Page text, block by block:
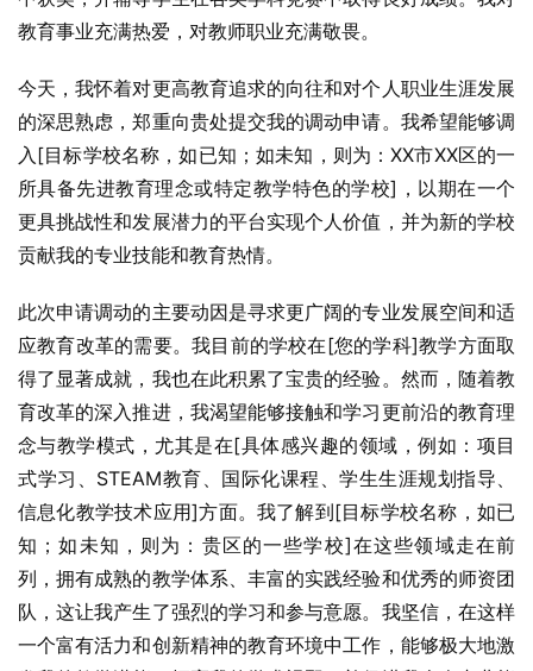
教育事业充满热爱，对教师职业充满敬畏。
今天，我怀着对更高教育追求的向往和对个人职业生涯发展
的深思熟虑，郑重向贵处提交我的调动申请。我希望能够调
入[目标学校名称，如已知；如未知，则为：XX市XX区的一
所具备先进教育理念或特定教学特色的学校]，以期在一个
更具挑战性和发展潜力的平台实现个人价值，并为新的学校
贡献我的专业技能和教育热情。
此次申请调动的主要动因是寻求更广阔的专业发展空间和适
应教育改革的需要。我目前的学校在[您的学科]教学方面取
得了显著成就，我也在此积累了宝贵的经验。然而，随着教
育改革的深入推进，我渴望能够接触和学习更前沿的教育理
念与教学模式，尤其是在[具体感兴趣的领域，例如：项目
式学习、STEAM教育、国际化课程、学生生涯规划指导、
信息化教学技术应用]方面。我了解到[目标学校名称，如已
知；如未知，则为：贵区的一些学校]在这些领域走在前
列，拥有成熟的教学体系、丰富的实践经验和优秀的师资团
队，这让我产生了强烈的学习和参与意愿。我坚信，在这样
一个富有活力和创新精神的教育环境中工作，能够极大地激